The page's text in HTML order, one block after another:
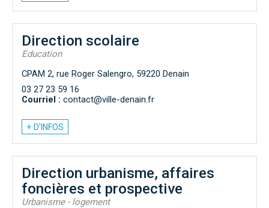
Direction scolaire
Education
CPAM 2, rue Roger Salengro, 59220 Denain
03 27 23 59 16
Courriel : contact@ville-denain.fr
+ D’INFOS
Direction urbanisme, affaires
foncières et prospective
Urbanisme - logement